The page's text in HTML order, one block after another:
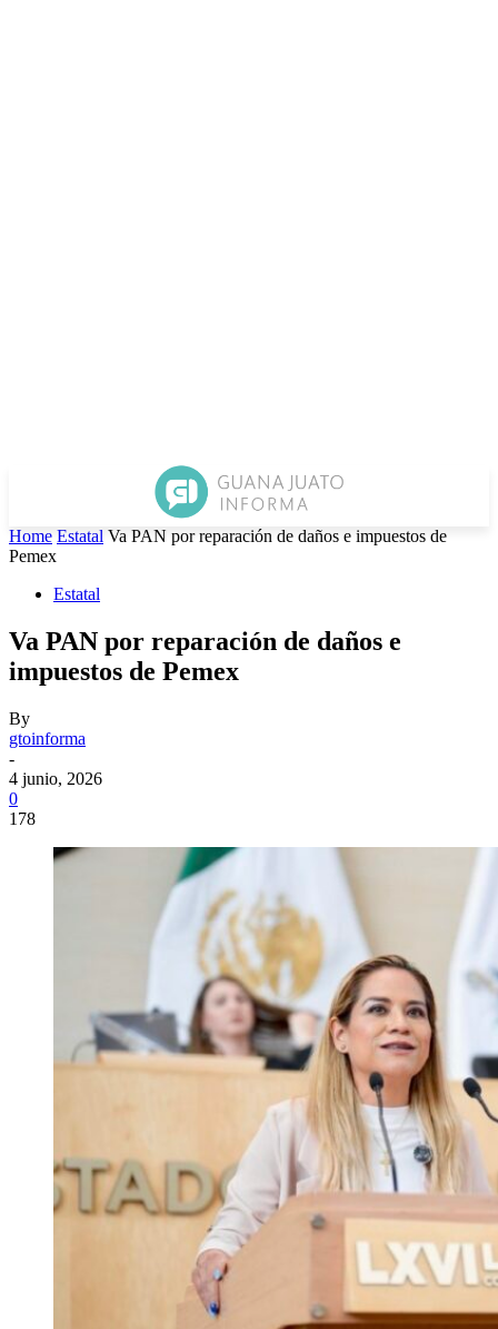
Home Estatal Va PAN por reparación de daños e impuestos de
Pemex
Estatal
Va PAN por reparación de daños e
impuestos de Pemex
By
gtoinforma
-
4 junio, 2026
0
178